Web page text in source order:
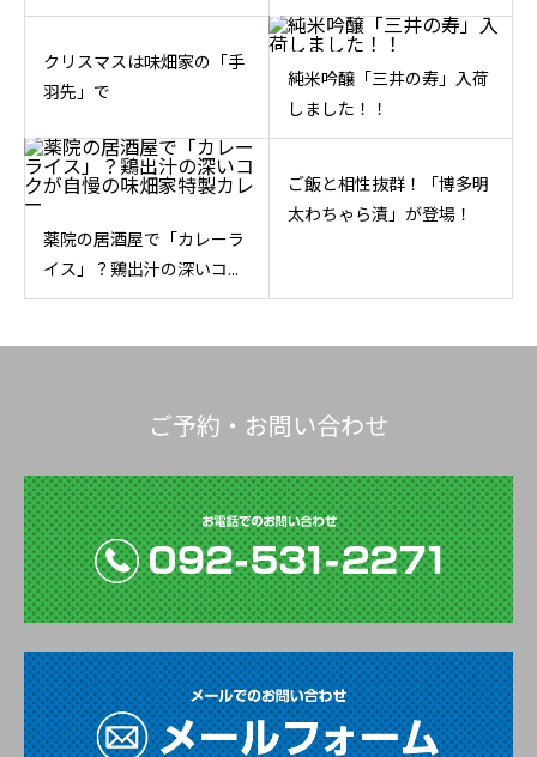
クリスマスは味畑家の「手
羽先」で
純米吟醸「三井の寿」入荷
しました！！
薬院の居酒屋で「カレーラ
イス」？鶏出汁の深いコ...
ご飯と相性抜群！「博多明
太わちゃら漬」が登場！
ご予約・お問い合わせ